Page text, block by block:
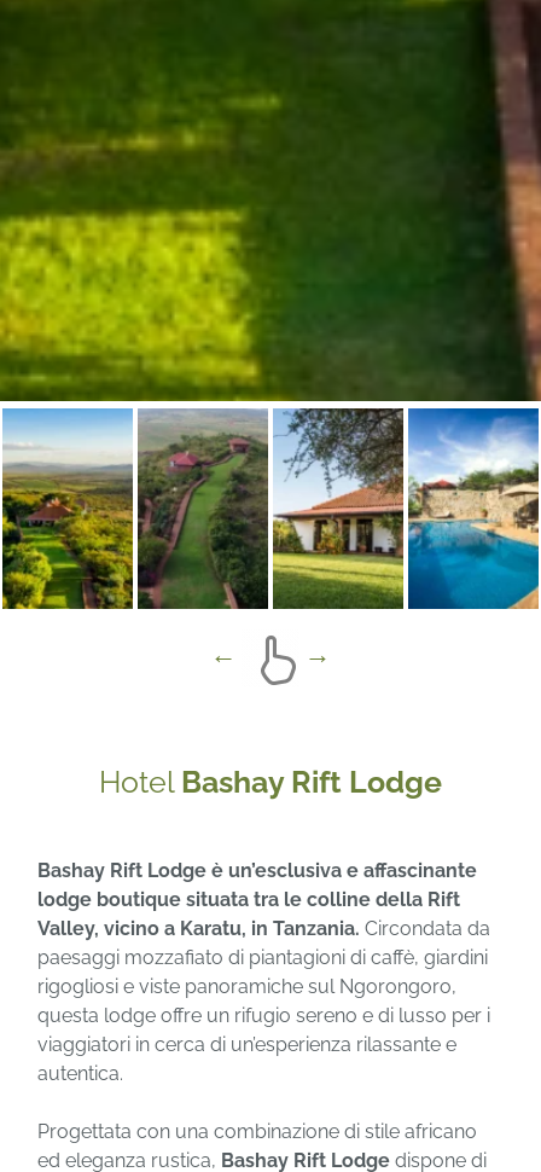
Hotel Bashay Rift Lodge
Bashay Rift Lodge è un’esclusiva e affascinante
lodge boutique situata tra le colline della Rift
Valley, vicino a Karatu, in Tanzania. Circondata da
paesaggi mozzafiato di piantagioni di caffè, giardini
rigogliosi e viste panoramiche sul Ngorongoro,
questa lodge offre un rifugio sereno e di lusso per i
viaggiatori in cerca di un’esperienza rilassante e
autentica.
Progettata con una combinazione di stile africano
ed eleganza rustica, Bashay Rift Lodge dispone di